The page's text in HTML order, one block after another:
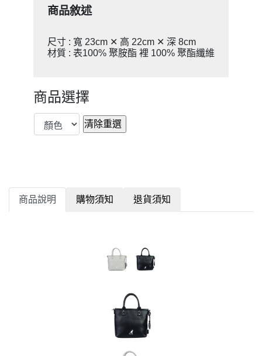
商品敘述
尺寸 : 寬 23cm ✕ 高 22cm ✕ 深 8cm
材質 : 表100% 聚胺酯 裡 100% 聚酯纖維
商品選擇
商品說明 購物須知 退貨須知